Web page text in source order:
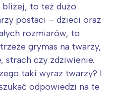
bliżej, to też dużo
postaci – dzieci oraz
rozmiarów, to
grymas na twarzy,
strach czy zdziwienie.
taki wyraz twarzy? I
odpowiedzi na te